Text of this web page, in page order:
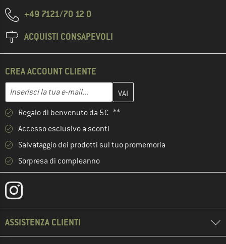
+49 7121/70 12 0
ACQUISTI CONSAPEVOLI
CREA ACCOUNT CLIENTE
Indirizzo e-mail
Inserisci qui il tuo indirizzo e-mail e crea il tuo account cliente
Regalo di benvenuto da 5€ **
Accesso esclusivo a sconti
Salvataggio dei prodotti sul tuo promemoria
Sorpresa di compleanno
ASSISTENZA CLIENTI